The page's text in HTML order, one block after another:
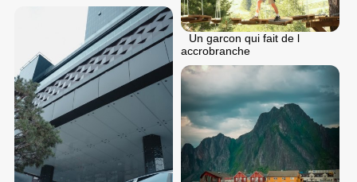
Un garcon qui fait de l
accrobranche